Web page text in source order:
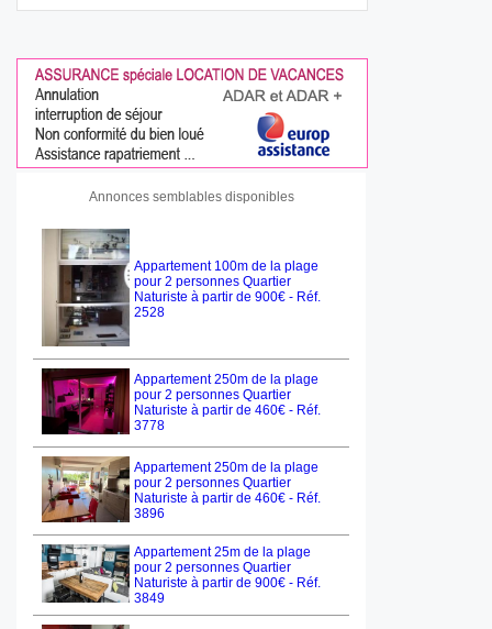
Annonces semblables disponibles
Appartement 100m de la plage
pour 2 personnes Quartier
Naturiste à partir de 900€ - Réf.
2528
Appartement 250m de la plage
pour 2 personnes Quartier
Naturiste à partir de 460€ - Réf.
3778
Appartement 250m de la plage
pour 2 personnes Quartier
Naturiste à partir de 460€ - Réf.
3896
Appartement 25m de la plage
pour 2 personnes Quartier
Naturiste à partir de 900€ - Réf.
3849